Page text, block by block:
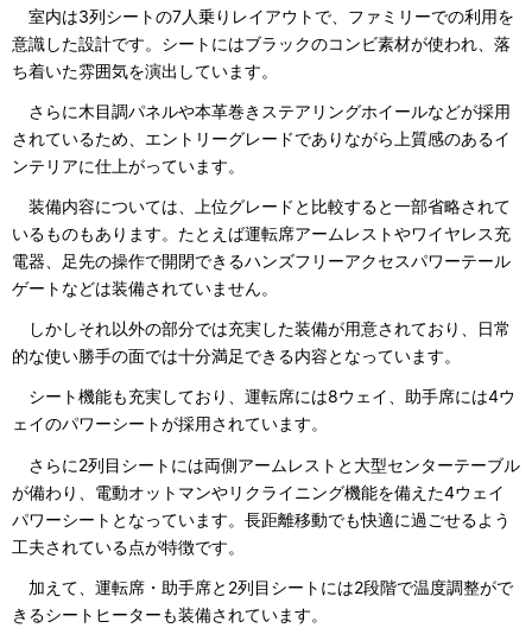
室内は3列シートの7人乗りレイアウトで、ファミリーでの利用を
意識した設計です。シートにはブラックのコンビ素材が使われ、落
ち着いた雰囲気を演出しています。
さらに木目調パネルや本革巻きステアリングホイールなどが採用
されているため、エントリーグレードでありながら上質感のあるイ
ンテリアに仕上がっています。
装備内容については、上位グレードと比較すると一部省略されて
いるものもあります。たとえば運転席アームレストやワイヤレス充
電器、足先の操作で開閉できるハンズフリーアクセスパワーテール
ゲートなどは装備されていません。
しかしそれ以外の部分では充実した装備が用意されており、日常
的な使い勝手の面では十分満足できる内容となっています。
シート機能も充実しており、運転席には8ウェイ、助手席には4ウ
ェイのパワーシートが採用されています。
さらに2列目シートには両側アームレストと大型センターテーブル
が備わり、電動オットマンやリクライニング機能を備えた4ウェイ
パワーシートとなっています。長距離移動でも快適に過ごせるよう
工夫されている点が特徴です。
加えて、運転席・助手席と2列目シートには2段階で温度調整がで
きるシートヒーターも装備されています。